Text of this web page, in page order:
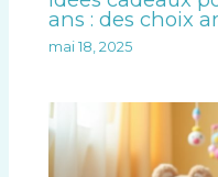
ans : des choix
mai 18, 2025